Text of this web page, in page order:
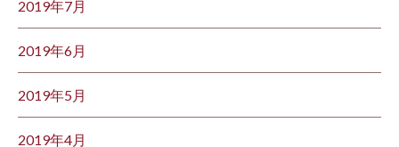
2019年7月
2019年6月
2019年5月
2019年4月